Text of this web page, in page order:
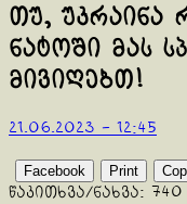
თუ, უკრაინა
ნატოში მას
მივიღებთ!
21.06.2023 - 12:45
Facebook Print
წაკითხვა/ნახვა: 740